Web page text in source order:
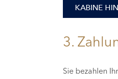
KABINE
3.
Sie bezahlen